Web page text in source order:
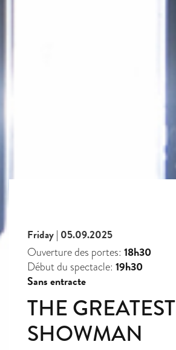
Friday | 05.09.2025
Ouverture des portes: 18h30
Début du spectacle: 19h30
Sans entracte
THE GREATEST
SHOWMAN